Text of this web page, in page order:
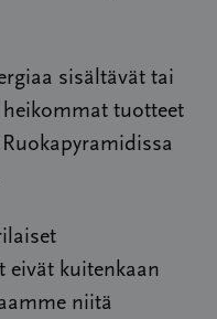
sisältävät tai
tuotteet
eivät kuitenkaan
niitä